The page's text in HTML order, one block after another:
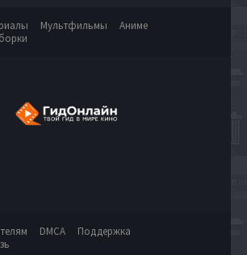
Мультфильмы
Аниме
DMCA
Поддержка